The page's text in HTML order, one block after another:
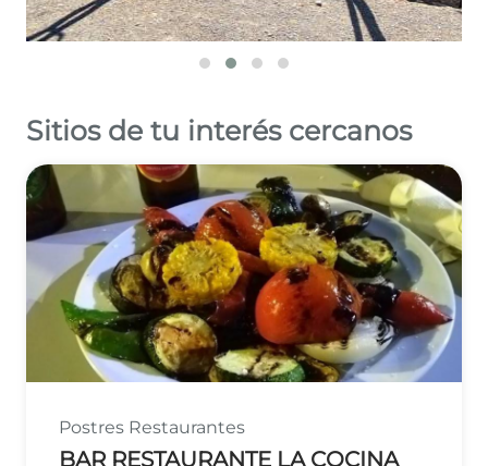
Sitios de tu interés cercanos
Postres Restaurantes
BAR RESTAURANTE LA COCINA